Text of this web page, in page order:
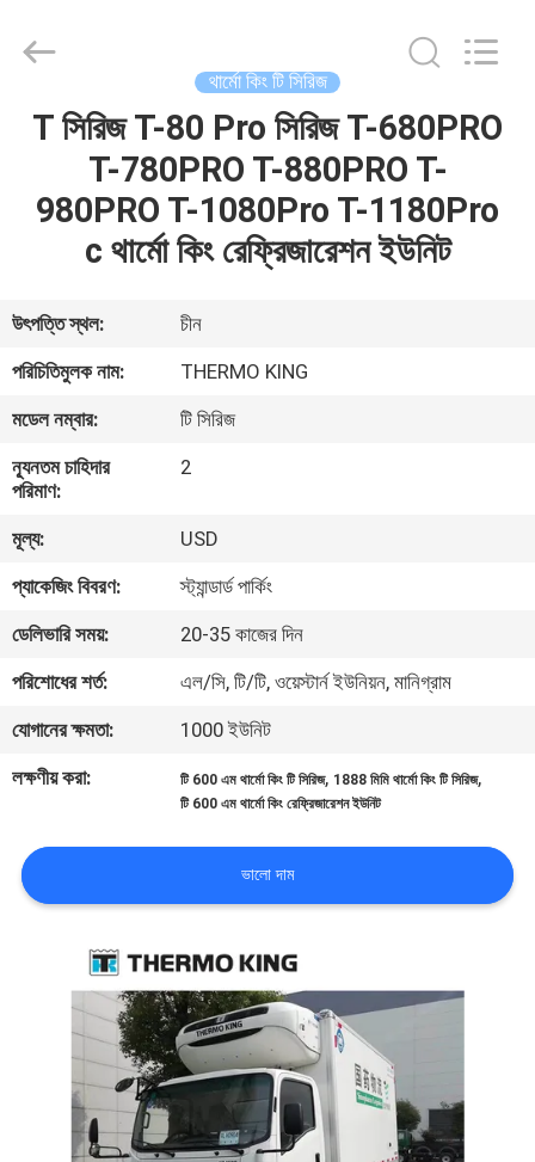
বাড়ি
পণ্য
সম্বন্ধে
কারখানা
পরিদর্শন
নিয়ন্ত্রণ
আমাদের
সাথে
যোগাযোগ
মামলা
SITEMAP
গোপনীয়তা
INDUSTRY
Reserved.
থার্মো কিং টি সিরিজ
T সিরিজ T-80 Pro সিরিজ T-680PRO
T-780PRO T-880PRO T-
980PRO T-1080Pro T-1180Pro
c থার্মো কিং রেফ্রিজারেশন ইউনিট
উৎপত্তি স্থল:
চীন
পরিচিতিমুলক নাম:
THERMO KING
মডেল নম্বার:
টি সিরিজ
ন্যূনতম চাহিদার
পরিমাণ:
2
মূল্য:
USD
প্যাকেজিং বিবরণ:
স্ট্যান্ডার্ড পার্কিং
ডেলিভারি সময়:
20-35 কাজের দিন
পরিশোধের শর্ত:
এল/সি, টি/টি, ওয়েস্টার্ন ইউনিয়ন, মানিগ্রাম
যোগানের ক্ষমতা:
1000 ইউনিট
লক্ষণীয় করা:
টি 600 এম থার্মো কিং টি সিরিজ, 1888 মিমি থার্মো কিং টি সিরিজ,
টি 600 এম থার্মো কিং রেফ্রিজারেশন ইউনিট
ভালো দাম